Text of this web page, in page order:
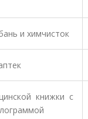
и химчисток
книжки с